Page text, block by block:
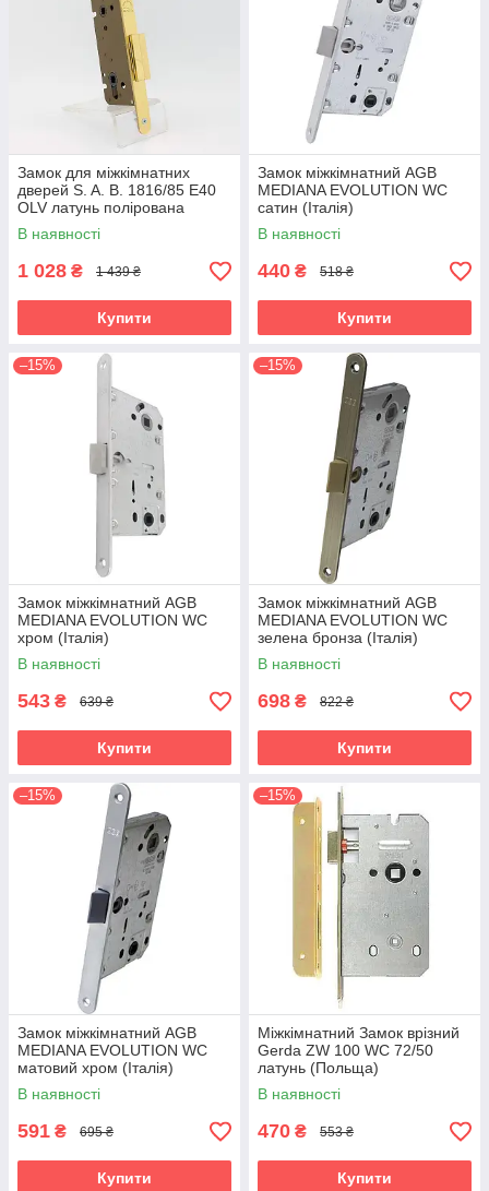
Замок для міжкімнатних
дверей S. A. B. 1816/85 Е40
OLV латунь полірована
(Італія)
В наявності
1 028 ₴ 1 439 ₴
Купити
Замок міжкімнатний AGB
MEDIANA EVOLUTION WC
сатин (Італія)
В наявності
440 ₴ 518 ₴
Купити
–15%
Замок міжкімнатний AGB
MEDIANA EVOLUTION WC
хром (Італія)
В наявності
543 ₴ 639 ₴
Купити
–15%
Замок міжкімнатний AGB
MEDIANA EVOLUTION WC
зелена бронза (Італія)
В наявності
698 ₴ 822 ₴
Купити
–15%
Замок міжкімнатний AGB
MEDIANA EVOLUTION WC
матовий хром (Італія)
В наявності
591 ₴ 695 ₴
Купити
–15%
Міжкімнатний Замок врізний
Gerda ZW 100 WC 72/50
латунь (Польща)
В наявності
470 ₴ 553 ₴
Купити